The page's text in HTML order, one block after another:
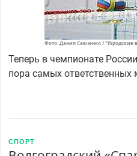
Фото: Данил Савченко / "Городские
Теперь в чемпионате
пора самых ответственных
СПОРТ